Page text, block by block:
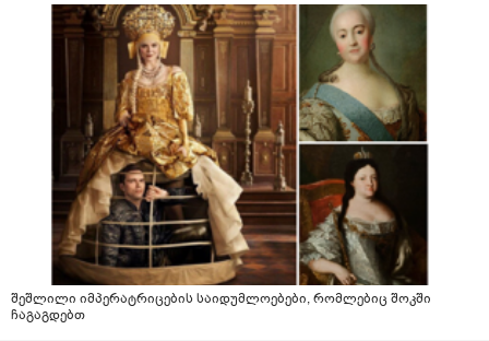
შეშლილი იმპერატრიცების საიდუმლოებები, რომლებიც შოკში
ჩაგაგდებთ